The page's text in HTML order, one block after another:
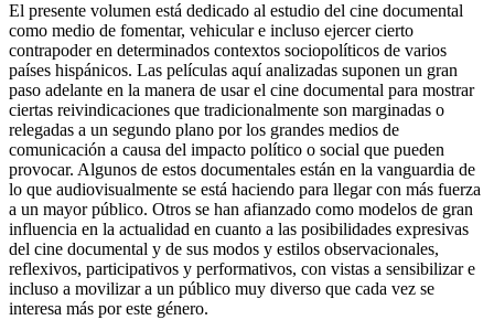
El presente volumen está dedicado al estudio del cine documental
como medio de fomentar, vehicular e incluso ejercer cierto
contrapoder en determinados contextos sociopolíticos de varios
países hispánicos. Las películas aquí analizadas suponen un gran
paso adelante en la manera de usar el cine documental para mostrar
ciertas reivindicaciones que tradicionalmente son marginadas o
relegadas a un segundo plano por los grandes medios de
comunicación a causa del impacto político o social que pueden
provocar. Algunos de estos documentales están en la vanguardia de
lo que audiovisualmente se está haciendo para llegar con más fuerza
a un mayor público. Otros se han afianzado como modelos de gran
influencia en la actualidad en cuanto a las posibilidades expresivas
del cine documental y de sus modos y estilos observacionales,
reflexivos, participativos y performativos, con vistas a sensibilizar e
incluso a movilizar a un público muy diverso que cada vez se
interesa más por este género.